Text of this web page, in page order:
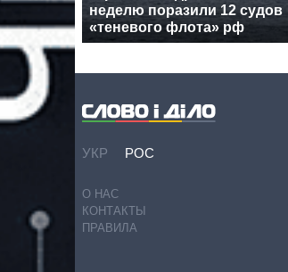
неделю поразили 12 судов
«теневого флота» рф
УКР РОС
О НАС
КОНТАКТЫ
ПРАВИЛА